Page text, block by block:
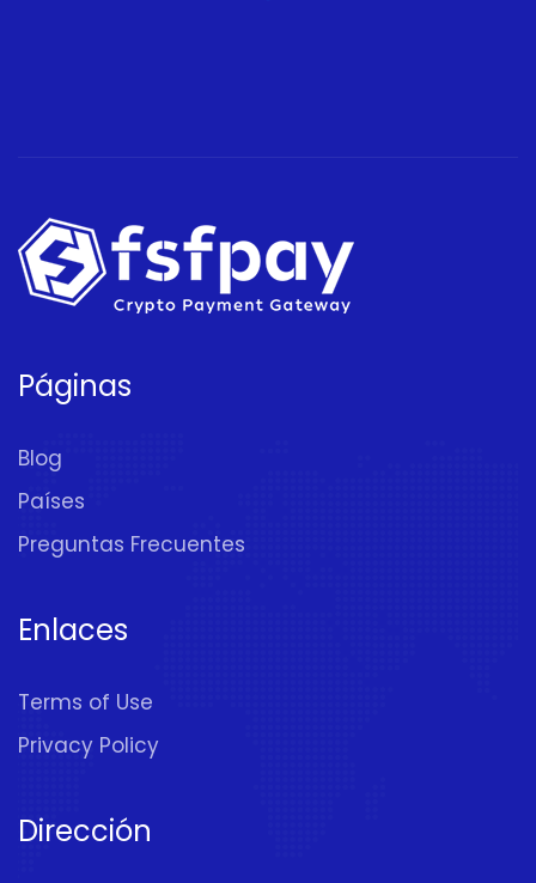
Páginas
Blog
Países
Preguntas Frecuentes
Enlaces
Terms of Use
Privacy Policy
Dirección